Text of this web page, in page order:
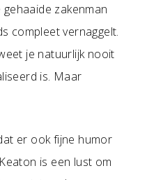
zakenman
compleet vernaggelt.
je natuurlijk nooit
is. Maar
er ook fijne humor
is een lust om